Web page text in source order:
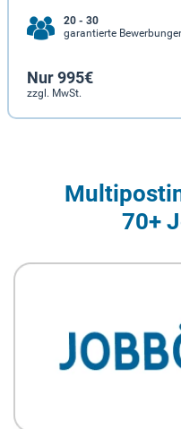
20 - 30
garantierte
Nur 995€
zzgl. MwSt.
70+